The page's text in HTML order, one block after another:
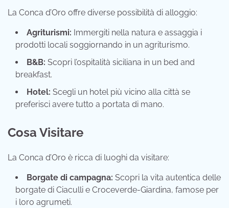
La Conca d’Oro offre diverse possibilità di alloggio:
Agriturismi: Immergiti nella natura e assaggia i
prodotti locali soggiornando in un agriturismo.
B&B: Scopri l’ospitalità siciliana in un bed and
breakfast.
Hotel: Scegli un hotel più vicino alla città se
preferisci avere tutto a portata di mano.
Cosa Visitare
La Conca d’Oro è ricca di luoghi da visitare:
Borgate di campagna: Scopri la vita autentica delle
borgate di Ciaculli e Croceverde-Giardina, famose per
i loro agrumeti.